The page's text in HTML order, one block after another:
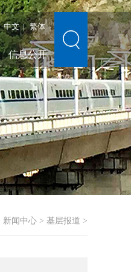
中文 | 繁体
信息公开
新闻中心 > 基层报道 >